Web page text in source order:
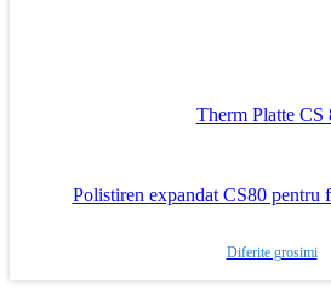
Therm Platte CS
Polistiren expandat CS80 pentru
Diferite grosimi